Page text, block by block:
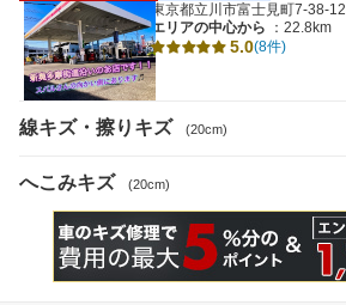
東京都立川市富士見町7-38-12
エリアの中心から
：22.8km
5.0(8件)
線キズ・擦りキズ (20cm)
へこみキズ (20cm)